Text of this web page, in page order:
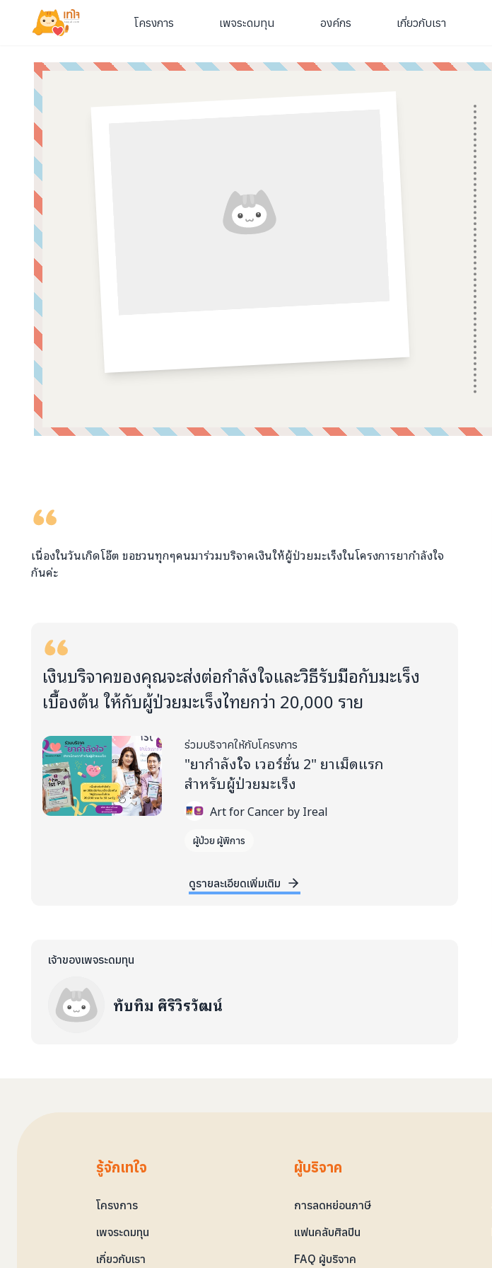
โครงการ เพจระดมทุน องค์กร เกี่ยวกับเรา
เนื่องในวันเกิดโอ๊ต ขอชวนทุกๆคนมาร่วมบริจาคเงินให้ผู้ป่วยมะเร็งในโครงการยากำลังใจ
กันค่ะ
ร่วมบริจาคให้กับโครงการ
"ยากำลังใจ เวอร์ชั่น 2" ยาเม็ดแรก
สำหรับผู้ป่วยมะเร็ง
Art for Cancer by Ireal
ผู้ป่วย ผู้พิการ
เงินบริจาคของคุณจะส่งต่อกำลังใจและวิธีรับมือกับมะเร็ง
เบื้องต้น ให้กับผู้ป่วยมะเร็งไทยกว่า 20,000 ราย
ดูรายละเอียดเพิ่มเติม
เจ้าของเพจระดมทุน
ทับทิม ศิริวิรวัฒน์
รู้จักเทใจ
โครงการ
เพจระดมทุน
เกี่ยวกับเรา
ผู้บริจาค
การลดหย่อนภาษี
แฟนคลับศิลปิน
FAQ ผู้บริจาค